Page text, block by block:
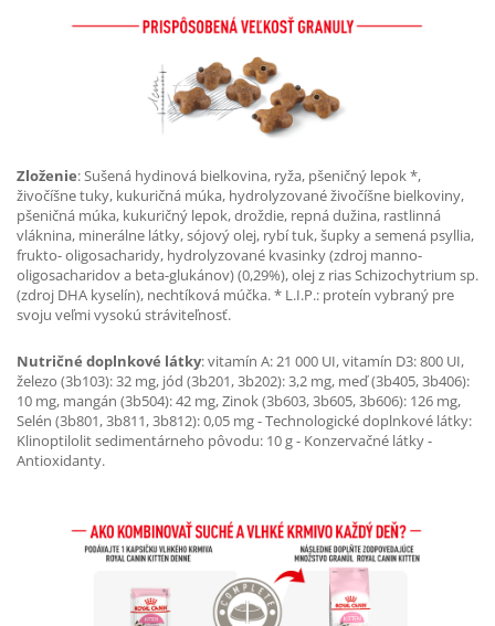
Zloženie: Sušená hydinová bielkovina, ryža, pšeničný lepok *,
živočíšne tuky, kukuričná múka, hydrolyzované živočíšne bielkoviny,
pšeničná múka, kukuričný lepok, droždie, repná dužina, rastlinná
vláknina, minerálne látky, sójový olej, rybí tuk, šupky a semená psyllia,
frukto- oligosacharidy, hydrolyzované kvasinky (zdroj manno-
oligosacharidov a beta-glukánov) (0,29%), olej z rias Schizochytrium sp.
(zdroj DHA kyselín), nechtíková múčka. * L.I.P.: proteín vybraný pre
svoju veľmi vysokú stráviteľnosť.
Nutričné doplnkové látky: vitamín A: 21 000 UI, vitamín D3: 800 UI,
železo (3b103): 32 mg, jód (3b201, 3b202): 3,2 mg, meď (3b405, 3b406):
10 mg, mangán (3b504): 42 mg, Zinok (3b603, 3b605, 3b606): 126 mg,
Selén (3b801, 3b811, 3b812): 0,05 mg - Technologické doplnkové látky:
Klinoptilolit sedimentárneho pôvodu: 10 g - Konzervačné látky -
Antioxidanty.